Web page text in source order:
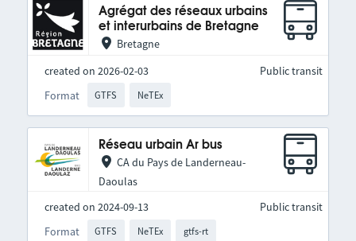
Agrégat des réseaux urbains
et interurbains de Bretagne
Bretagne
created on 2026-02-03
Format
GTFS NeTEx
Public transit
Réseau urbain Ar bus
CA du Pays de Landerneau-
Daoulas
created on 2024-09-13
Format
GTFS NeTEx gtfs-rt
Public transit